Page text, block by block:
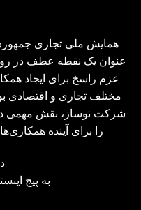
همایش ملی تجاری
عنوان یک نقطه عطف در
عزم راسخ برای ایجاد
مختلف تجاری و اقتصادی
شرکت نوساز، نقش مهمی در
را برای آینده
به پیج